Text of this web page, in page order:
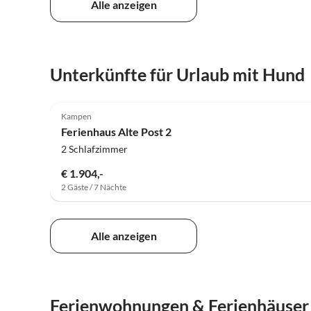
Alle anzeigen
Unterkünfte für Urlaub mit Hund
Kampen
Ferienhaus Alte Post 2
2 Schlafzimmer
€ 1.904,-
2 Gäste / 7 Nächte
Alle anzeigen
Ferienwohnungen &